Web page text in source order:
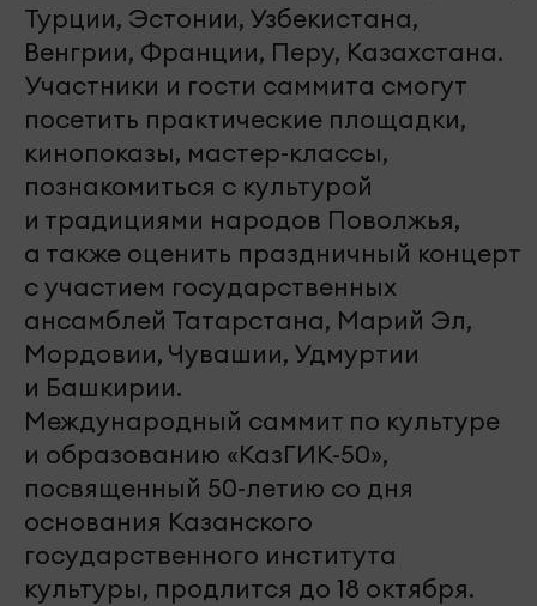
Турции, Эстонии, Узбекистана,
Венгрии, Франции, Перу, Казахстана.
Участники и гости саммита смогут
посетить практические площадки,
кинопоказы, мастер-классы,
познакомиться с культурой
и традициями народов Поволжья,
а также оценить праздничный концерт
c участием государственных
ансамблей Татарстана, Марий Эл,
Мордовии, Чувашии, Удмуртии
и Башкирии.
Международный саммит по культуре
и образованию «КазГИК-50»,
посвященный 50-летию со дня
основания Казанского
государственного института
культуры, продлится до 18 октября.